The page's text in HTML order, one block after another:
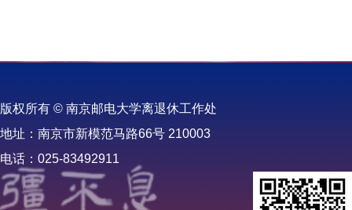
版权所有 © 南京邮电大学离退休工作处
地址：南京市新模范马路66号 210003
电话：025-83492911